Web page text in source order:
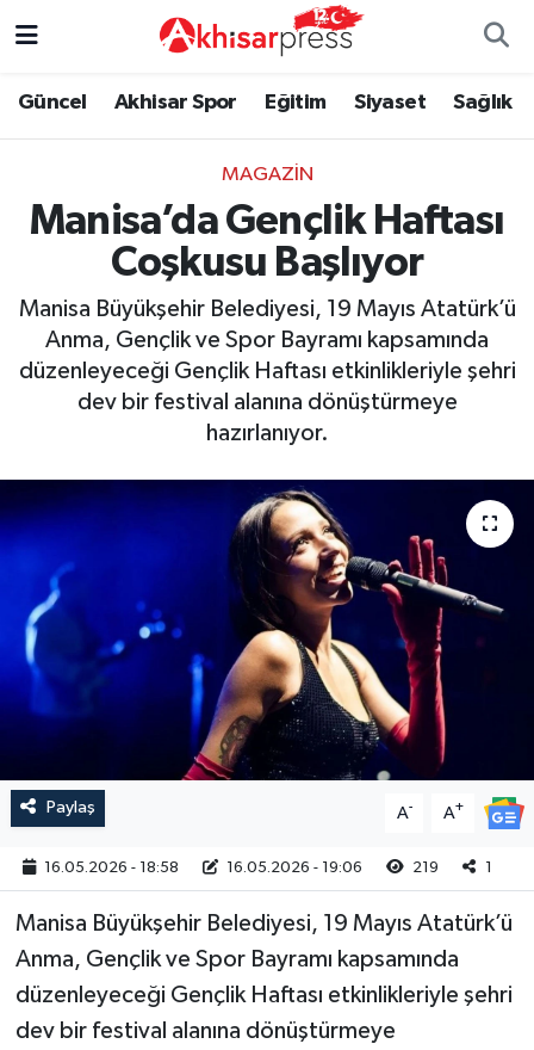
Güncel Akhisar Spor Eğitim Siyaset Sağlık
MAGAZIN
Manisa’da Gençlik Haftası
Coşkusu Başlıyor
Manisa Büyükşehir Belediyesi, 19 Mayıs Atatürk’ü
Anma, Gençlik ve Spor Bayramı kapsamında
düzenleyeceği Gençlik Haftası etkinlikleriyle şehri
dev bir festival alanına dönüştürmeye
hazırlanıyor.
Paylaş A- A+
16.05.2026 - 18:58 16.05.2026 - 19:06 219 1
Manisa Büyükşehir Belediyesi, 19 Mayıs Atatürk’ü
Anma, Gençlik ve Spor Bayramı kapsamında
düzenleyeceği Gençlik Haftası etkinlikleriyle şehri
dev bir festival alanına dönüştürmeye
Güncel
Eğitim
Siyaset
Sağlık
Ekonomi
Kültür-Sanat
Magazin
Duyurular
Magazin
Duyurular
Tarım-Gıda
Sektörel
Röportaj
Yaşam
Kadın
Teknoloji
Yerel Haber
Akhisar Emlak
Ülke
Güncel
Siyaset
Akhisar Spor
Sağlık
Ekonomi
Kültür-Sanat
Duyurular
Tarım-Gıda
Sektörel
Dünya
Kadın
Teknoloji
Manisa Nöbetçi Eczaneler
Manisa Namaz Vakitleri
Manisa Trafik Yoğunluk Haritası
Süper Lig Puan Durumu ve Fikstür
Tüm Manşetler
Haber Arşivi